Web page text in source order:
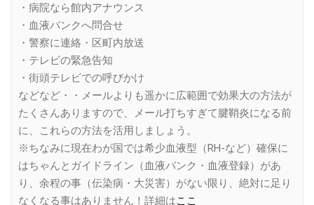
・病院なら館内アナウンス
・血液バンクへ問合せ
・警察に連絡・区町内放送
・テレビの緊急告知
・街頭テレビでの呼びかけ
などなど・・メールよりも遥かに広範囲で効果大の方法が
たくさんありますので、メール打ちすぎて腱鞘炎になる前
に、これらの方法を活用しましょう。
※ちなみに現在わが国では希少血液型（RH-など）確保に
はちゃんとガイドライン（血液バンク・血液登録）があ
り、余程の事（伝染病・大災害）がない限り、絶対に足り
なくなる事はありません！詳細はここ